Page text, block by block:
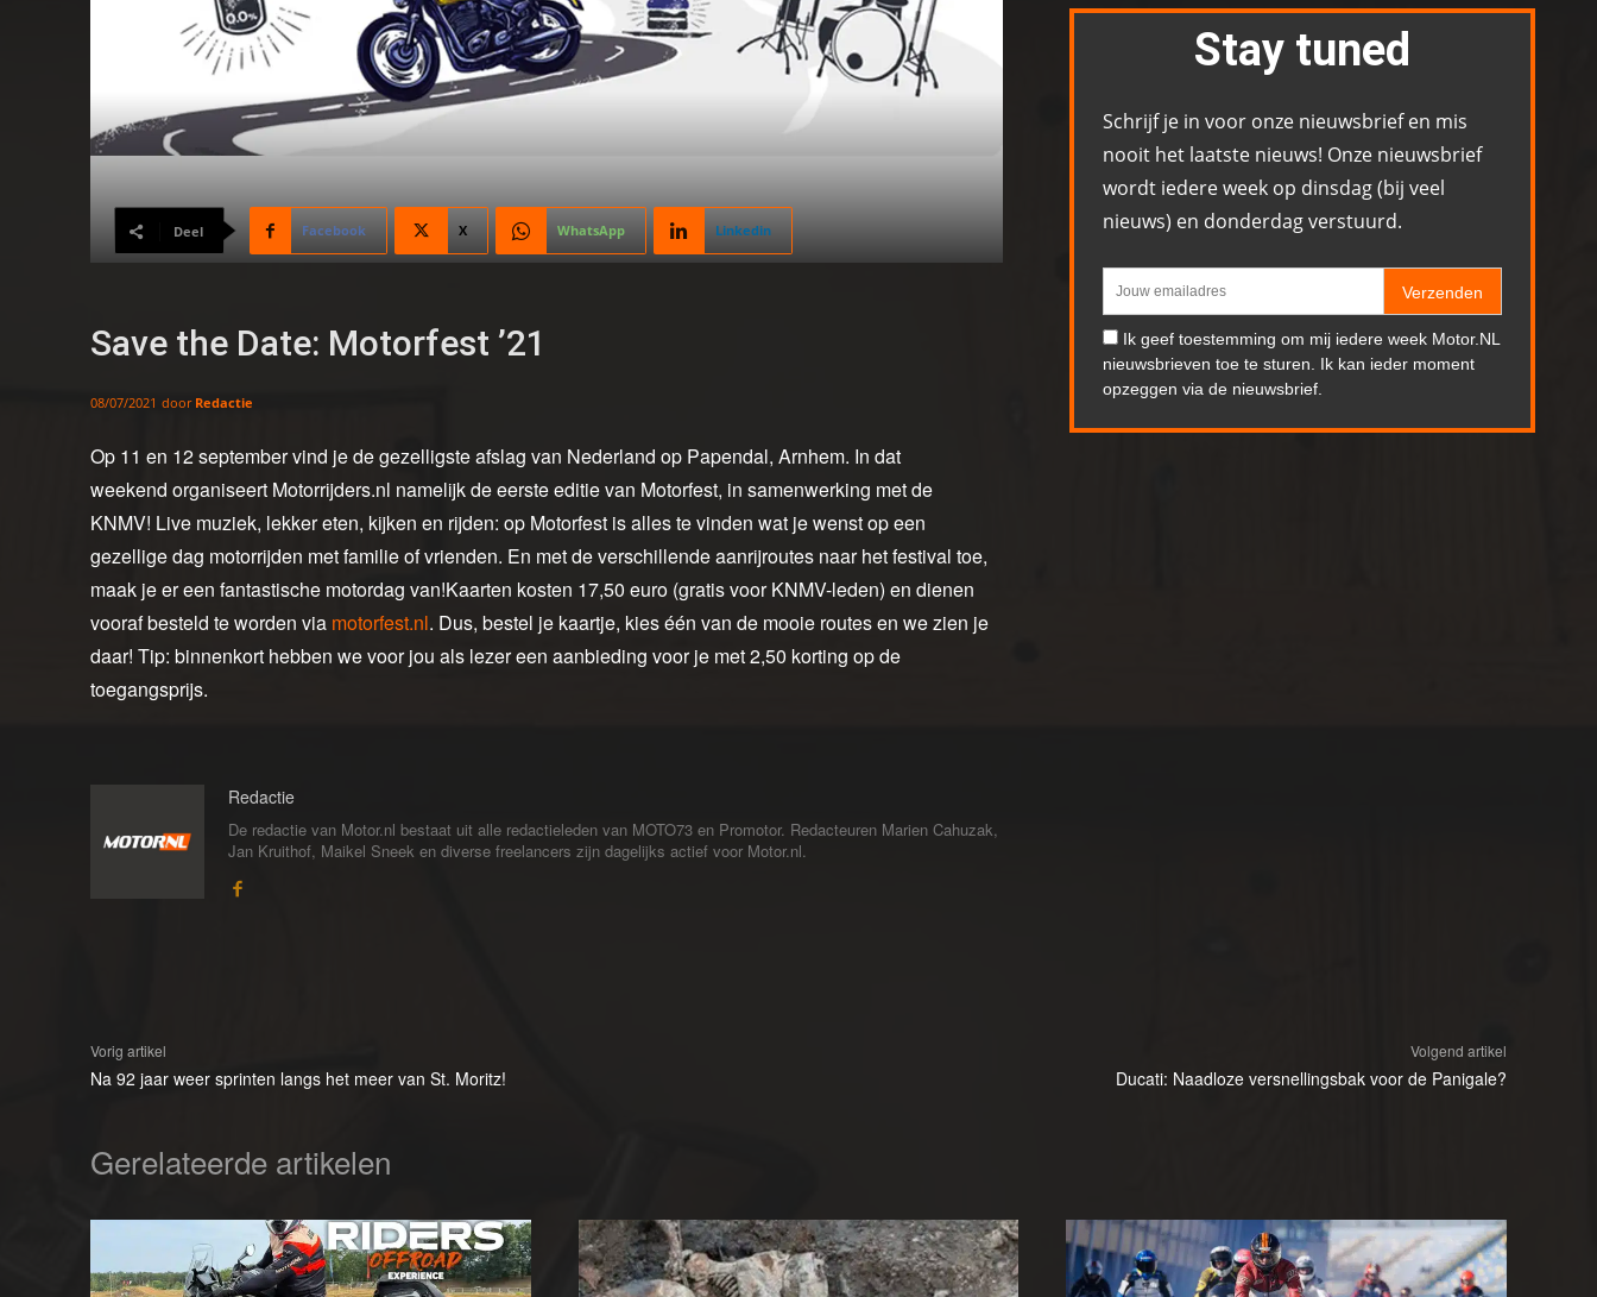
Deel Facebook X WhatsApp Linkedin
Save the Date: Motorfest ’21
08/07/2021 door Redactie
Op 11 en 12 september vind je de gezelligste afslag van Nederland op Papendal, Arnhem. In dat
weekend organiseert Motorrijders.nl namelijk de eerste editie van Motorfest, in samenwerking met de
KNMV! Live muziek, lekker eten, kijken en rijden: op Motorfest is alles te vinden wat je wenst op een
gezellige dag motorrijden met familie of vrienden. En met de verschillende aanrijroutes naar het festival toe,
maak je er een fantastische motordag van!Kaarten kosten 17,50 euro (gratis voor KNMV-leden) en dienen
vooraf besteld te worden via motorfest.nl. Dus, bestel je kaartje, kies één van de mooie routes en we zien je
daar! Tip: binnenkort hebben we voor jou als lezer een aanbieding voor je met 2,50 korting op de
toegangsprijs.
Redactie
De redactie van Motor.nl bestaat uit alle redactieleden van MOTO73 en Promotor. Redacteuren Marien Cahuzak,
Jan Kruithof, Maikel Sneek en diverse freelancers zijn dagelijks actief voor Motor.nl.
Stay tuned
Schrijf je in voor onze nieuwsbrief en mis
nooit het laatste nieuws! Onze nieuwsbrief
wordt iedere week op dinsdag (bij veel
nieuws) en donderdag verstuurd.
Verzenden
Ik geef toestemming om mij iedere week Motor.NL
nieuwsbrieven toe te sturen. Ik kan ieder moment
opzeggen via de nieuwsbrief.
Vorig artikel
Na 92 jaar weer sprinten langs het meer van St. Moritz!
Volgend artikel
Ducati: Naadloze versnellingsbak voor de Panigale?
Gerelateerde artikelen